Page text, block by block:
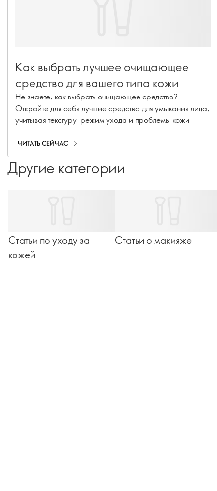
Как выбрать лучшее очищающее
средство для вашего типа кожи
Не знаете, как выбрать очищающее средство?
Откройте для себя лучшие средства для умывания лица,
учитывая текстуру, режим ухода и проблемы кожи
ЧИТАТЬ СЕЙЧАС
Другие категории
Статьи по уходу за
кожей
Статьи о макияже